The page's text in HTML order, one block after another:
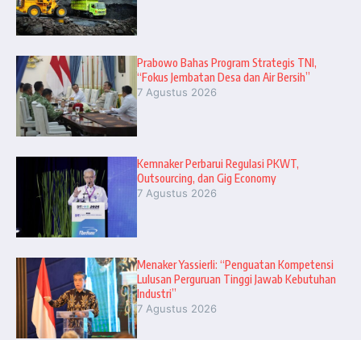
Prabowo Bahas Program Strategis TNI,
“Fokus Jembatan Desa dan Air Bersih”
7 Agustus 2026
Kemnaker Perbarui Regulasi PKWT,
Outsourcing, dan Gig Economy
7 Agustus 2026
Menaker Yassierli: “Penguatan Kompetensi
Lulusan Perguruan Tinggi Jawab Kebutuhan
Industri”
7 Agustus 2026